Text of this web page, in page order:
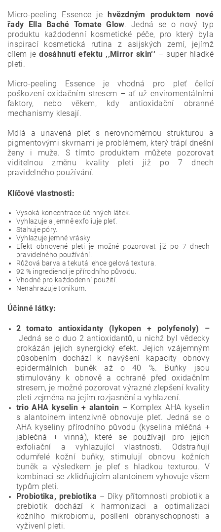
Micro-peeling Essence jehvězdným produktem nové
řady Ella Baché Tomate Glow. Jedná se o nový typ
produktu každodenní kosmetické péče, pro který byla
inspirací kosmetická rutina z asijských zemí, jejímž
cílem jedosáhnutí efektu ‚‚Mirror skin‘‘ – super hladké
pleti.
Micro-peeling Essence je vhodná pro pleť čelící
poškození oxidačním stresem – ať už enviromentálními
faktory, nebo věkem, kdy antioxidační obranné
mechanismy klesají.
Mdlá a unavená pleť s nerovnoměrnou strukturou a
pigmentovými skvrnami je problémem, který trápí dnešní
ženy i muže. S tímto produktem můžete pozorovat
viditelnou změnu kvality pleti již po 7 dnech
pravidelného používání.
Klíčové vlastnosti:
Vysoká koncentrace účinných látek.
Vyhlazuje a jemně exfoliuje pleť.
Stahuje póry.
Vyhlazuje jemné vrásky.
Efekt obnovené pleti je možné pozorovat již po 7 dnech
pravidelného používání.
Růžová barva a tekutá lehce gelová textura.
92 % ingrediencí je přírodního původu.
Vhodné pro každodenní použití.
Nenahrazuje tonikum.
Účinné látky:
2 tomato antioxidanty (lykopen + polyfenoly) –
Jedná se o duo 2 antioxidantů, u nichž byl vědecky
prokázán jejich synergický efekt. Jejich vzájemným
působením dochází k navýšení kapacity obnovy
epidermálních buněk až o 40 %. Buňky jsou
stimulovány k obnově a ochraně před oxidačním
stresem, je možné pozorovat výrazné zlepšení kvality
pleti zejména na jejím rozjasnění a vyhlazení.
trio AHA kyselin + alantoin – Komplex AHA kyselin
s alantoinem intenzivně obnovuje pleť. Jedná se o
AHA kyseliny přírodního původu (kyselina mléčná +
jablečná + vinná), které se používají pro jejich
exfoliační a vyhlazující vlastnosti. Odstraňují
odumřelé kožní buňky, stimulují obnovu kožních
buněk a výsledkem je pleť s hladkou texturou. V
kombinaci se zklidňujícím alantoinem vyhovuje všem
typům pleti.
Probiotika, prebiotika – Díky přítomnosti probiotik a
prebiotik dochází k harmonizaci a optimalizaci
kožního mikrobiomu, posílení obranyschopnosti a
vyživení pleti.